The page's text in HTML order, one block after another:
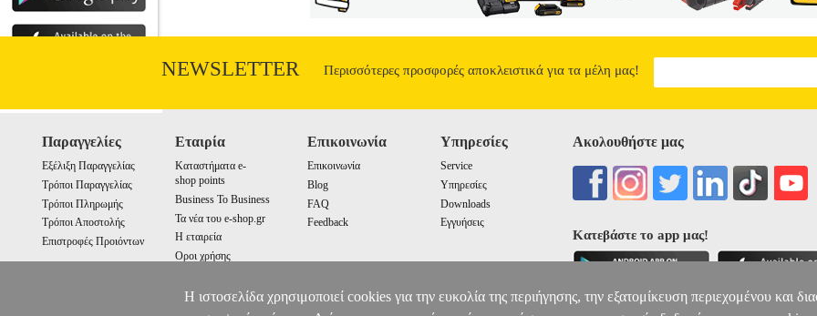
NEWSLETTER Περισσότερες προσφορές αποκλειστικά για τα μέλη μας!
Παραγγελίες
Εξέλιξη Παραγγελίας
Τρόποι Παραγγελίας
Τρόποι Πληρωμής
Τρόποι Αποστολής
Επιστροφές Προιόντων
Εταιρία
Καταστήματα e-
shop points
Business To Business
Τα νέα του e-shop.gr
Η εταιρεία
Οροι χρήσης
Επικοινωνία
Επικοινωνία
Blog
FAQ
Feedback
Υπηρεσίες
Service
Υπηρεσίες
Downloads
Εγγυήσεις
Ακολουθήστε μας
Κατεβάστε το app μας!
Η ιστοσελίδα χρησιμοποιεί cookies για την ευκολία της περιήγησης, την εξατομίκευση περιεχομένου και